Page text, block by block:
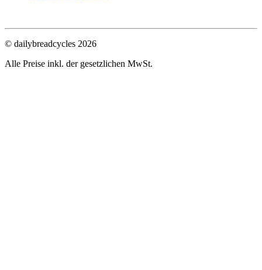
© dailybreadcycles 2026
Alle Preise inkl. der gesetzlichen MwSt.